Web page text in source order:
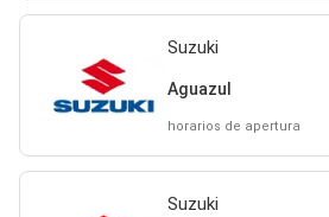
Suzuki
Aguazul
horarios de apertura
Suzuki